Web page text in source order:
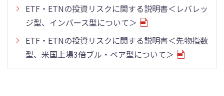
ETF・ETNの投資リスクに関する説明書＜レバレッ
ジ型、インバース型について＞
ETF・ETNの投資リスクに関する説明書＜先物指数
型、米国上場3倍ブル・ベア型について＞